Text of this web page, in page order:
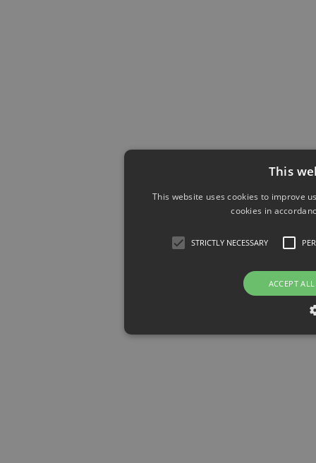
This
This website uses cookies to improve
cookies in
STRICTLY NECESSARY
ACCEPT ALL